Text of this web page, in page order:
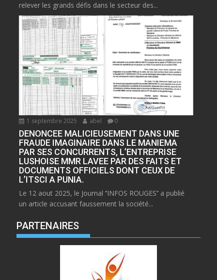
relever les grands défis dans le secteur des...
1 septembre 2025 abel 0
DENONCEE MALICIEUSEMENT DANS UNE
FRAUDE IMAGINAIRE DANS LE MANIEMA
PAR SES CONCURRENTS, L’ENTREPRISE
LUSHOISE MMR LAVEE PAR DES FAITS ET
DOCUMENTS OFFICIELS DONT CEUX DE
L’ITSCI A PUNIA.
Le 12 aout 2025, le Journal ‘’INFOS ROUGES’’ a publié
un article accusant faussement la société...
PARTENAIRES